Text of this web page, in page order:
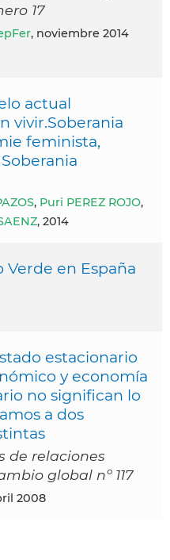
17
, noviembre 2014
actual
vivir.Soberania
feminista,
, Puri PEREZ ROJO,
, 2014
Verde en España
estacionario
y economía
no significan lo
a dos
de relaciones
global nº 117
2008